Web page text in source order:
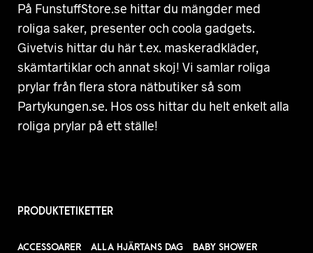
På FunstuffStore.se hittar du mängder med
roliga saker, presenter och coola gadgets.
Givetvis hittar du här t.ex. maskeradkläder,
skämtartiklar och annat skoj! Vi samlar roliga
prylar från flera stora nätbutiker så som
Partykungen.se. Hos oss hittar du helt enkelt alla
roliga prylar på ett ställe!
PRODUKTETIKETTER
ACCESSOARER ALLA HJÄRTANS DAG
BABY SHOWER